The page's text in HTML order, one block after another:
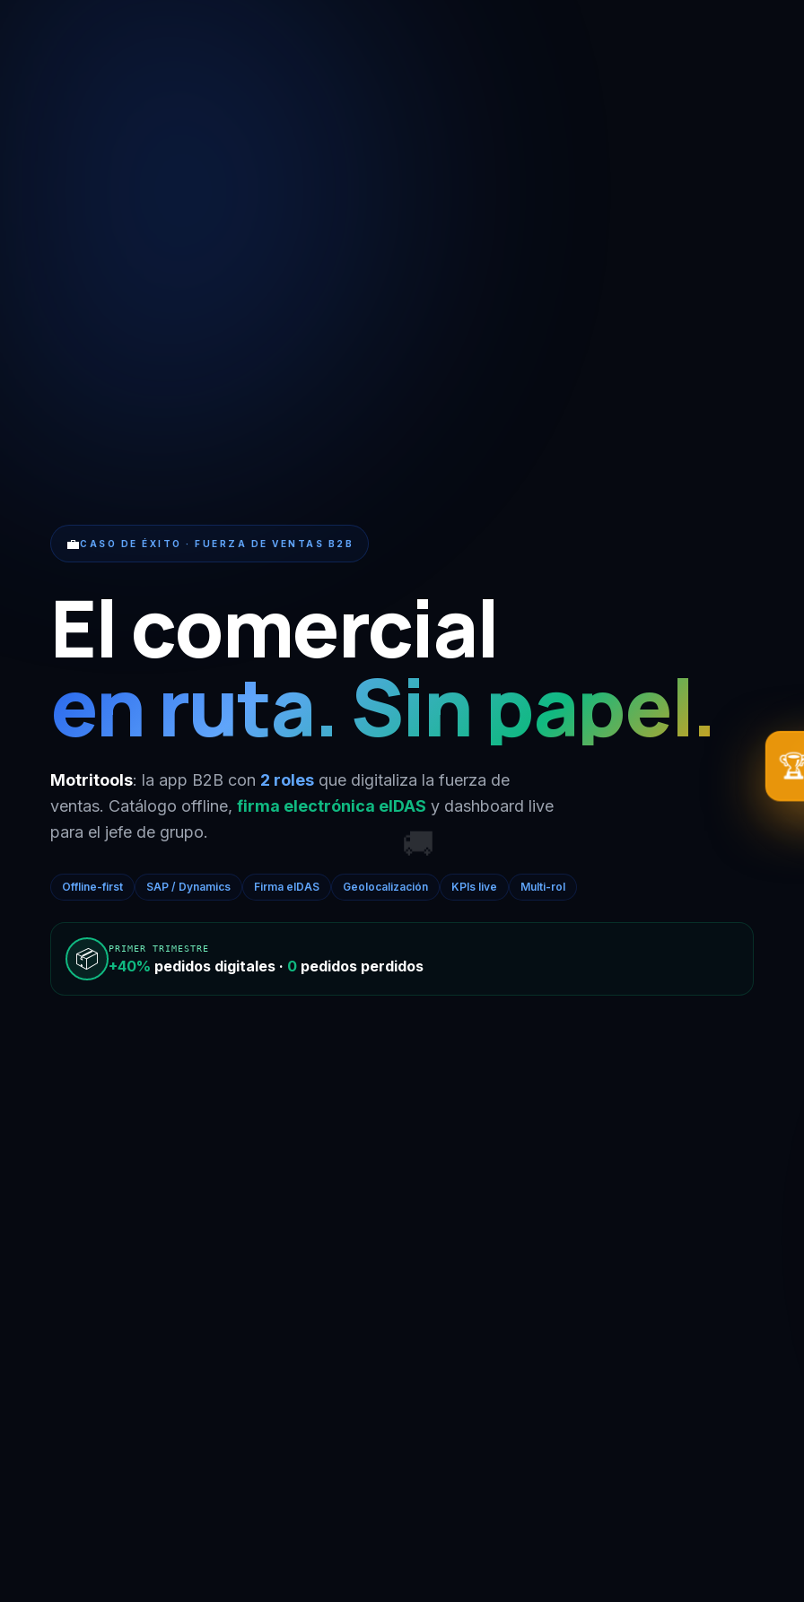
🚚
💼CASO DE ÉXITO · FUERZA DE VENTAS B2B
El comercial
en ruta. Sin papel.
Motritools: la app B2B con 2 roles que digitaliza la fuerza de
ventas. Catálogo offline, firma electrónica eIDAS y dashboard live
para el jefe de grupo.
Offline-first SAP / Dynamics Firma eIDAS Geolocalización KPIs live Multi-rol
📦 PRIMER TRIMESTRE
+40% pedidos digitales · 0 pedidos perdidos